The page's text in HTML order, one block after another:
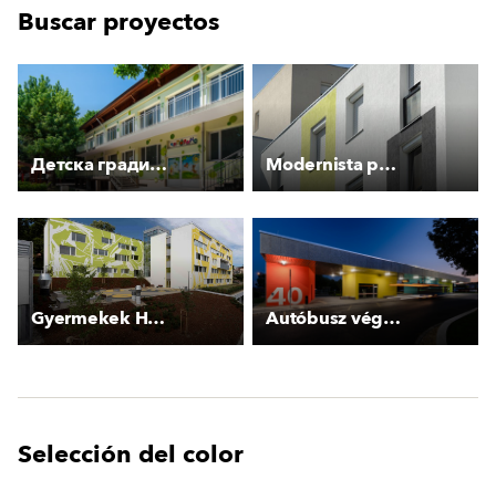
Buscar proyectos
Детска градина “Чиполино“ Modernista panel
Gyermekek Háza Autóbusz végállomás, Budaörs
Selección del color